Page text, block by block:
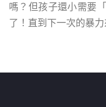
嗎？但孩子還小需要
了！直到下一次的暴